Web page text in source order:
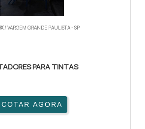
/ VARGEM GRANDE PAULISTA - SP
PARA TINTAS
COTAR AGORA